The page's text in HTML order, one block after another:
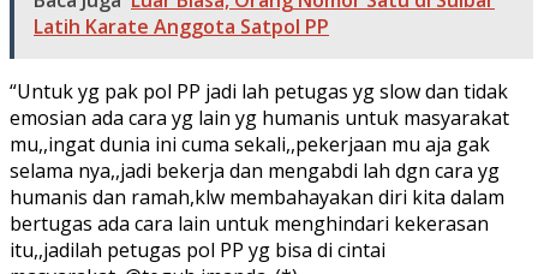
Latih Karate Anggota Satpol PP
“Untuk yg pak pol PP jadi lah petugas yg slow dan tidak
emosian ada cara yg lain yg humanis untuk masyarakat
mu,,ingat dunia ini cuma sekali,,pekerjaan mu aja gak
selama nya,,jadi bekerja dan mengabdi lah dgn cara yg
humanis dan ramah,klw membahayakan diri kita dalam
bertugas ada cara lain untuk menghindari kekerasan
itu,,jadilah petugas pol PP yg bisa di cintai